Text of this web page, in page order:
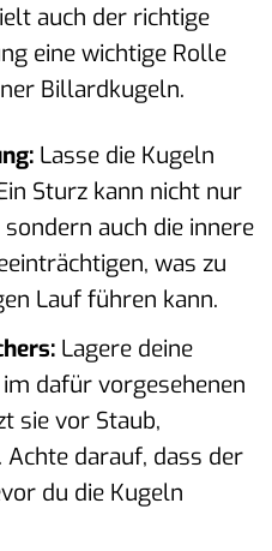
auch der richtige
eine wichtige Rolle
Billardkugeln.
Lasse die Kugeln
Sturz kann nicht nur
auch die innere
was zu
Lauf führen kann.
Lagere deine
dafür vorgesehenen
sie vor Staub,
darauf, dass der
du die Kugeln